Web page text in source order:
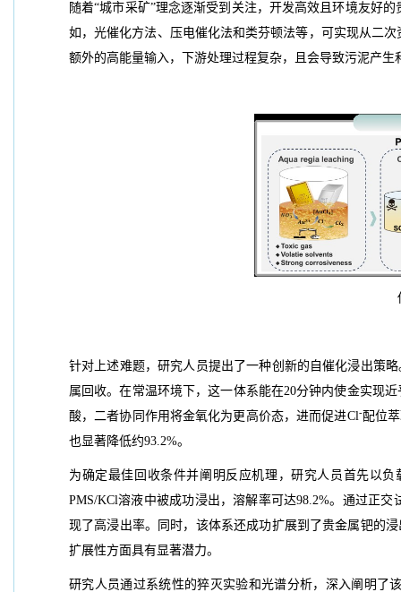
随着“城市采矿”理念逐渐受到关注，开发高效且环境友好
如，光催化方法、压电催化法和类芬顿法等，可实现从二
额外的高能量输入，下游处理过程复杂，且会导致污泥产
针对上述难题，研究人员提出了一种创新的自催化浸出策
属回收。在常温环境下，这一体系能在20分钟内使金实现
酸，二者协同作用将金氧化为更高价态，进而促进Cl-配位
也显著降低约93.2%。
为确定最佳回收条件并阐明反应机理，研究人员首先以负
PMS/KCl溶液中被成功浸出，溶解率可达98.2%。通过正
现了高浸出率。同时，该体系还成功扩展到了贵金属钯的
扩展性方面具有显著潜力。
研究人员通过系统性的猝灭实验和光谱分析，深入阐明了